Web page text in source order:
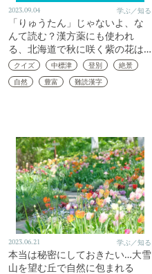
2023.09.04 学ぶ／知る
「りゅうたん」じゃないよ、な
んて読む？漢方薬にも使われ
る、北海道で秋に咲く紫の花は…
クイズ 中標津 登別
絶景
自然
豊富 難読漢字
2023.06.21 学ぶ／知る
本当は秘密にしておきたい…大雪
山を望む丘で自然に包まれる